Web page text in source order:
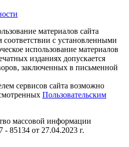
материалов сайта
соответствии с установленными
использование материалов
изданиях допускается
заключенных в письменной
сервисов сайта возможно
Пользовательским
массовой информации
85134 от 27.04.2023 г.